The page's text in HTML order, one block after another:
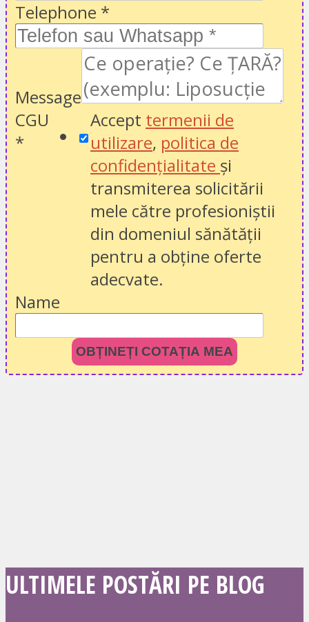
Telephone *
Message
CGU
*
Accept termenii de
utilizare, politica de
confidențialitate și
transmiterea solicitării
mele către profesioniștii
din domeniul sănătății
pentru a obține oferte
adecvate.
Name
OBȚINEȚI COTAȚIA MEA
ULTIMELE POSTĂRI PE BLOG